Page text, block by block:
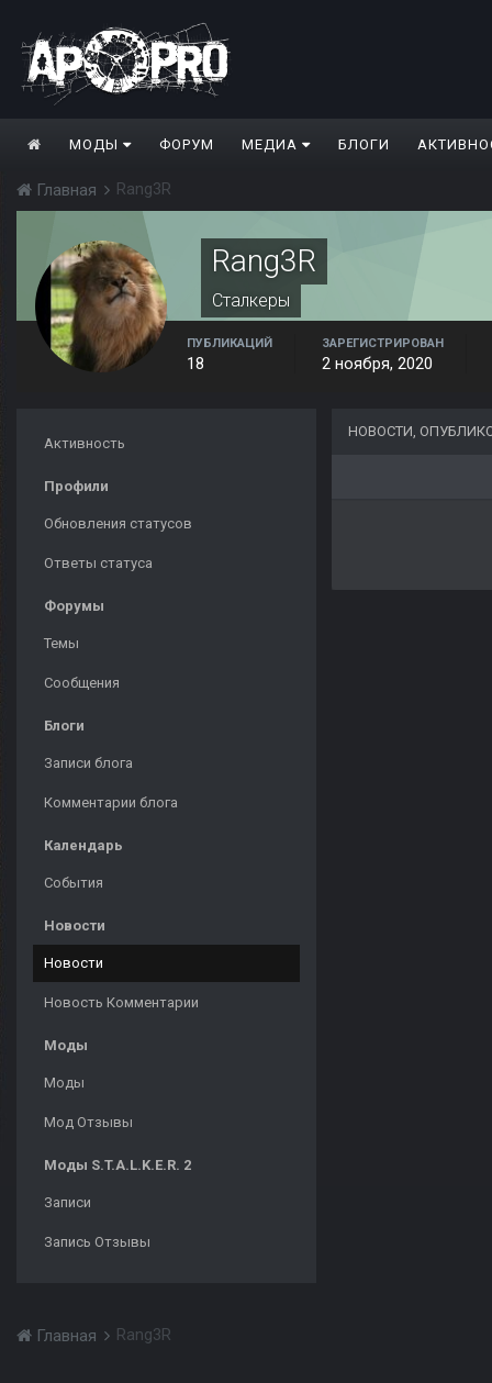
МОДЫ ФОРУМ МЕДИА БЛОГИ
Главная Rang3R
Rang3R
Сталкеры
ПУБЛИКАЦИЙ
18
ЗАРЕГИСТРИРОВАН
2 ноября, 2020
Активность
Профили
Обновления статусов
Ответы статуса
Форумы
Темы
Сообщения
Блоги
Записи блога
Комментарии блога
Календарь
События
Новости
Новости
Новость Комментарии
Моды
Моды
Мод Отзывы
Моды S.T.A.L.K.E.R. 2
Записи
Запись Отзывы
НОВОСТИ,
Главная Rang3R